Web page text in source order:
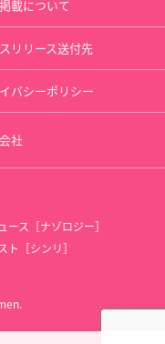
載について
リリース送付先
バシーポリシー
社
ース［ナゾロジー］
ト［シンリ］